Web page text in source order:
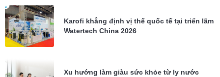
Karofi khẳng định vị thế quốc tế tại triển lãm
Watertech China 2026
Xu hướng làm giàu sức khỏe từ ly nước